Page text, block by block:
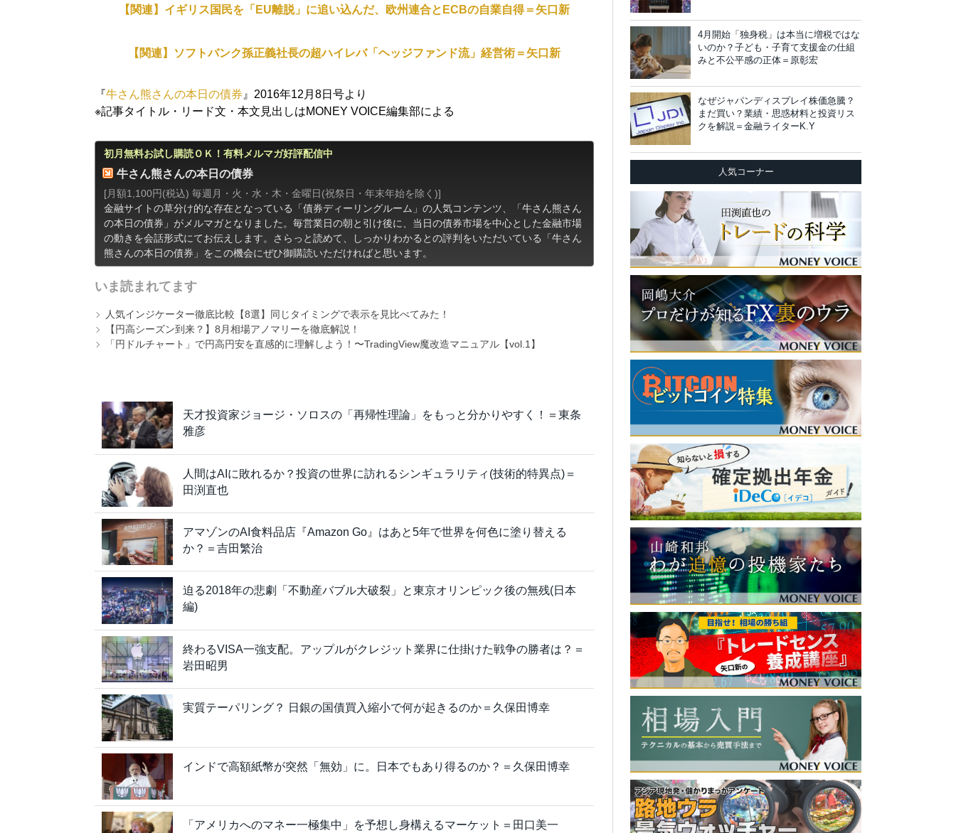
【関連】イギリス国民を「EU離脱」に追い込んだ、欧州連合とECBの自業自得＝矢口新
【関連】ソフトバンク孫正義社長の超ハイレバ「ヘッジファンド流」経営術＝矢口新
『牛さん熊さんの本日の債券 』2016年12月8日号より
※記事タイトル・リード文・本文見出しはMONEY VOICE編集部による
初月無料お試し購読ＯＫ！有料メルマガ好評配信中
牛さん熊さんの本日の債券
[月額1,100円(税込) 毎週月・火・水・木・金曜日(祝祭日・年末年始を除く)]
金融サイトの草分け的な存在となっている「債券ディーリングルーム」の人気コンテンツ、「牛さん熊さん
の本日の債券」がメルマガとなりました。毎営業日の朝と引け後に、当日の債券市場を中心とした金融市場
の動きを会話形式にてお伝えします。さらっと読めて、しっかりわかるとの評判をいただいている「牛さん
熊さんの本日の債券」をこの機会にぜひ御購読いただければと思います。
いま読まれてます
人気インジケーター徹底比較【8選】同じタイミングで表示を見比べてみた！
【円高シーズン到来？】8月相場アノマリーを徹底解説！
「円ドルチャート」で円高円安を直感的に理解しよう！〜TradingView魔改造マニュアル【vol.1】
天才投資家ジョージ・ソロスの「再帰性理論」をもっと分かりやすく！＝東条
雅彦
人間はAIに敗れるか？投資の世界に訪れるシンギュラリティ(技術的特異点)＝
田渕直也
アマゾンのAI食料品店『Amazon Go』はあと5年で世界を何色に塗り替える
か？＝吉田繁治
迫る2018年の悲劇「不動産バブル大破裂」と東京オリンピック後の無残(日本
編)
終わるVISA一強支配。アップルがクレジット業界に仕掛けた戦争の勝者は？＝
岩田昭男
実質テーパリング？ 日銀の国債買入縮小で何が起きるのか＝久保田博幸
インドで高額紙幣が突然「無効」に。日本でもあり得るのか？＝久保田博幸
「アメリカへのマネー一極集中」を予想し身構えるマーケット＝田口美一
4月開始「独身税」は本当に増税ではな
いのか？子ども・子育て支援金の仕組
みと不公平感の正体＝原彰宏
なぜジャパンディスプレイ株価急騰？
まだ買い？業績・思惑材料と投資リス
クを解説＝金融ライターK.Y
人気コーナー